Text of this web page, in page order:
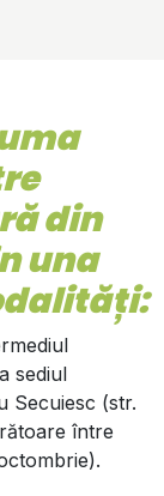
din
una
sediul
Secuiesc (str.
între